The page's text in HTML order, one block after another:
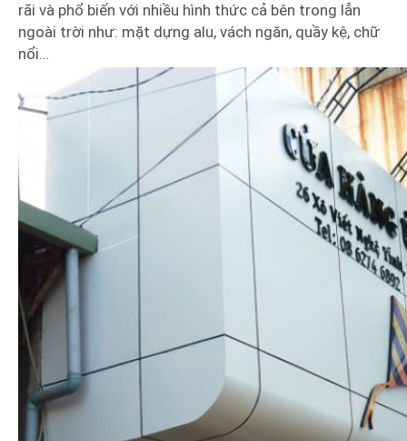
rãi và phổ biến với nhiều hình thức cả bên trong lẫn
ngoài trời như: mặt dựng alu, vách ngăn, quầy kệ, chữ
nổi…